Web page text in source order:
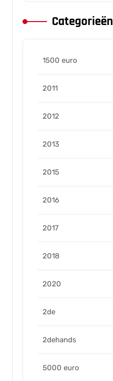
Categorieën
1500 euro
2011
2012
2013
2015
2016
2017
2018
2020
2de
2dehands
5000 euro